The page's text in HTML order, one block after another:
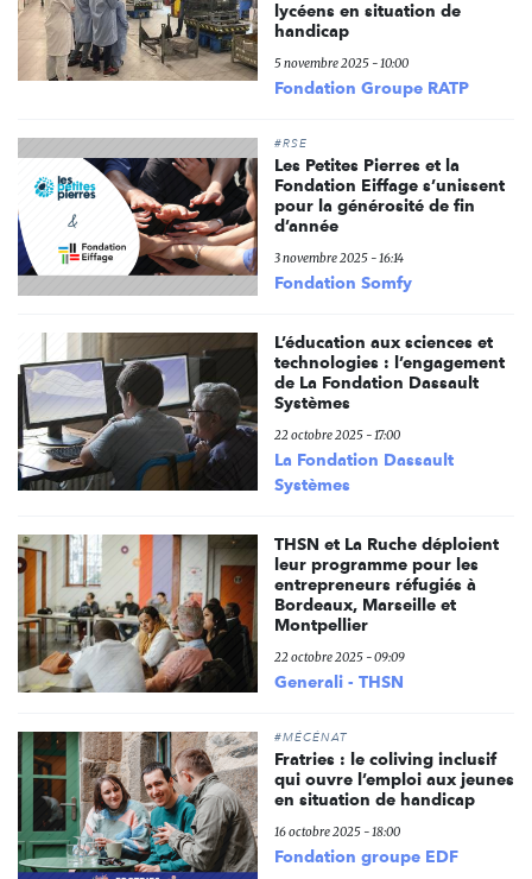
lycéens en situation de
handicap
5 novembre 2025 - 10:00
Fondation Groupe RATP
#RSE
Les Petites Pierres et la
Fondation Eiffage s’unissent
pour la générosité de fin
d’année
3 novembre 2025 - 16:14
Fondation Somfy
L’éducation aux sciences et
technologies : l’engagement
de La Fondation Dassault
Systèmes
22 octobre 2025 - 17:00
La Fondation Dassault
Systèmes
THSN et La Ruche déploient
leur programme pour les
entrepreneurs réfugiés à
Bordeaux, Marseille et
Montpellier
22 octobre 2025 - 09:09
Generali - THSN
#MÉCÉNAT
Fratries : le coliving inclusif
qui ouvre l’emploi aux jeunes
en situation de handicap
16 octobre 2025 - 18:00
Fondation groupe EDF